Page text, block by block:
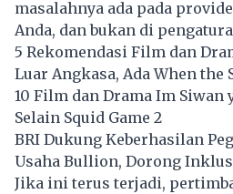
masalahnya ada pada
Anda, dan bukan di
5 Rekomendasi Film dan
Luar Angkasa, Ada When the
10 Film dan Drama Im Siwan
Selain Squid Game 2
BRI Dukung Keberhasilan
Usaha Bullion, Dorong
Jika ini terus terjadi,